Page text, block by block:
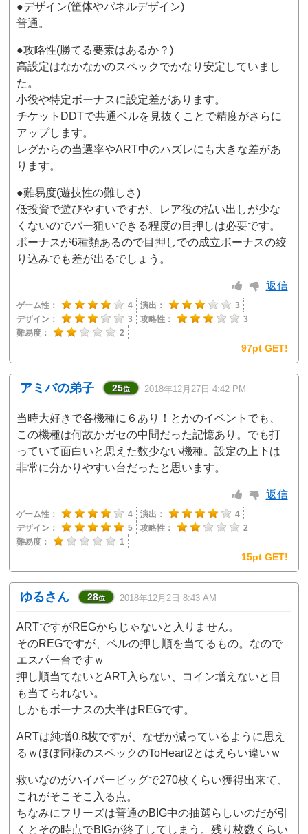
●デザイン(筐体やパネルデザイン)
普通。
●攻略性(勝てる要素はあるか？)
高設定はなかなかのスペックでかなり安定していまし
た。
小役や特定ボーナスに設定差があります。
チケットDDTで共通ベルを見抜くことで精度がさらに
アップします。
レグからの当選率やART中のハズレにも大きな差があ
ります。
●難易度(遊技性の難しさ)
低投資で遊びやすいですが、レア役の払い出しが少な
くないのでバー狙いできる程度の目押しは必要です。
ボーナスが6種類あるので目押しでの成立ボーナスの絞
り込みでも差が出るでしょう。
返信
ゲーム性： 4 演出：
3
デザイン：
3 攻略性：
3
難易度：
2
97pt GET!
アミバの弟子 25位 2018年12月27日 4:42 PM
当時大好きで各機種に６あり！とかのイベントでも、
この機種は何故かガセの中間だった記憶あり。でも打
っていて面白いと思えた数少ない機種。設定の上下は
非常に分かりやすい台だったと思います。
返信
ゲーム性： 4 演出：
4
デザイン：
5 攻略性：
2
難易度：
1
15pt GET!
ゆるさん 28位 2018年12月2日 8:43 AM
ARTですがREGからじゃないと入りません。
そのREGですが、ベルの押し順を当てるもの。なので
エスパー台ですｗ
押し順当てないとART入らない、コイン増えないと目
も当てられない。
しかもボーナスの大半はREGです。
ARTは純増0.8枚ですが、なぜか減っているように思え
るｗほぼ同様のスペックのToHeart2とはえらい違いｗ
救いなのがハイパービッグで270枚くらい獲得出来て、
これがそこそこ入る点。
ちなみにフリーズは普通のBIG中の抽選らしいのだが引
くとその時点でBIGが終了してしまう。残り枚数くらい